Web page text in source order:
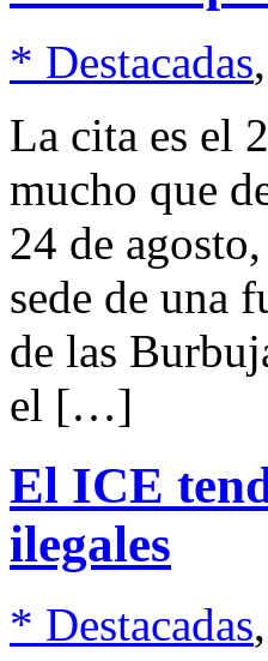
* Destacadas,
La cita es el
mucho que
24 de
sede de una
de las
el […]
El ICE
ilegales
* Destacadas,